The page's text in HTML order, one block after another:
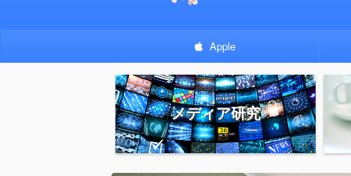
Apple
メディア研究